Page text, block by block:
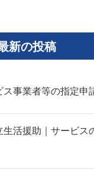
新の投稿
ス事業者等の指定申
生活援助｜サービス